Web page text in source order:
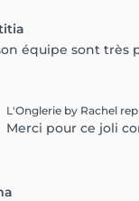
équipe sont très
L'Onglerie by Rachel
Merci pour ce joli